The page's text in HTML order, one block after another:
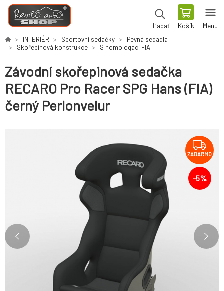
Hľadať Košík Menu
INTERIÉR Sportovní sedačky
Pevná sedadla
Skořepinová konstrukce
S homologací FIA
Závodní skořepinová sedačka
RECARO Pro Racer SPG Hans (FIA)
černý Perlonvelur
ZADARMO
-5%